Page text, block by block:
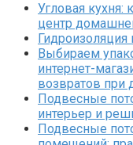
Угловая кухня:
центр
Выбираем
интернет-
возвратов при
Подвесные
интерьер и
Подвесные